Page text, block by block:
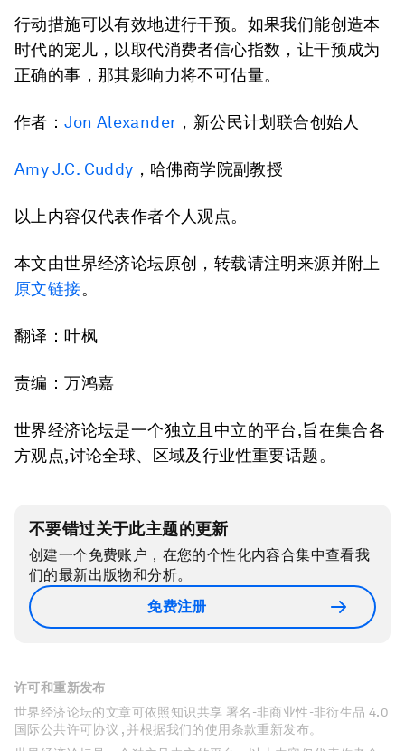
行动措施可以有效地进行干预。如果我们能创造本
时代的宠儿，以取代消费者信心指数，让干预成为
正确的事，那其影响力将不可估量。
作者：Jon Alexander ，新公民计划联合创始人
Amy J.C. Cuddy ，哈佛商学院副教授
以上内容仅代表作者个人观点。
本文由世界经济论坛原创，转载请注明来源并附上
原文链接。
翻译：叶枫
责编：万鸿嘉
世界经济论坛是一个独立且中立的平台,旨在集合各
方观点,讨论全球、区域及行业性重要话题。
不要错过关于此主题的更新
创建一个免费账户，在您的个性化内容合集中查看我
们的最新出版物和分析。
免费注册
许可和重新发布
世界经济论坛的文章可依照知识共享 署名-非商业性-非衍生品 4.0
国际公共许可协议 , 并根据我们的使用条款重新发布。